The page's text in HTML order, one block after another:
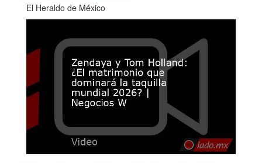
El Heraldo de México